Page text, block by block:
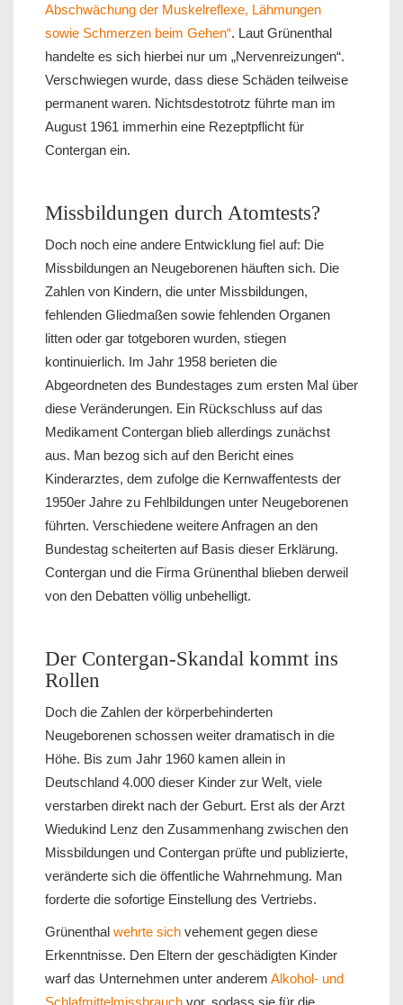
Abschwächung der Muskelreflexe, Lähmungen
sowie Schmerzen beim Gehen“. Laut Grünenthal
handelte es sich hierbei nur um „Nervenreizungen“.
Verschwiegen wurde, dass diese Schäden teilweise
permanent waren. Nichtsdestotrotz führte man im
August 1961 immerhin eine Rezeptpflicht für
Contergan ein.
Missbildungen durch Atomtests?
Doch noch eine andere Entwicklung fiel auf: Die
Missbildungen an Neugeborenen häuften sich. Die
Zahlen von Kindern, die unter Missbildungen,
fehlenden Gliedmaßen sowie fehlenden Organen
litten oder gar totgeboren wurden, stiegen
kontinuierlich. Im Jahr 1958 berieten die
Abgeordneten des Bundestages zum ersten Mal über
diese Veränderungen. Ein Rückschluss auf das
Medikament Contergan blieb allerdings zunächst
aus. Man bezog sich auf den Bericht eines
Kinderarztes, dem zufolge die Kernwaffentests der
1950er Jahre zu Fehlbildungen unter Neugeborenen
führten. Verschiedene weitere Anfragen an den
Bundestag scheiterten auf Basis dieser Erklärung.
Contergan und die Firma Grünenthal blieben derweil
von den Debatten völlig unbehelligt.
Der Contergan-Skandal kommt ins
Rollen
Doch die Zahlen der körperbehinderten
Neugeborenen schossen weiter dramatisch in die
Höhe. Bis zum Jahr 1960 kamen allein in
Deutschland 4.000 dieser Kinder zur Welt, viele
verstarben direkt nach der Geburt. Erst als der Arzt
Wiedukind Lenz den Zusammenhang zwischen den
Missbildungen und Contergan prüfte und publizierte,
veränderte sich die öffentliche Wahrnehmung. Man
forderte die sofortige Einstellung des Vertriebs.
Grünenthal wehrte sich vehement gegen diese
Erkenntnisse. Den Eltern der geschädigten Kinder
warf das Unternehmen unter anderem Alkohol- und
Schlafmittelmissbrauch vor, sodass sie für die